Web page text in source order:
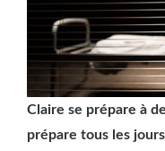
Claire se prépare à
prépare tous les